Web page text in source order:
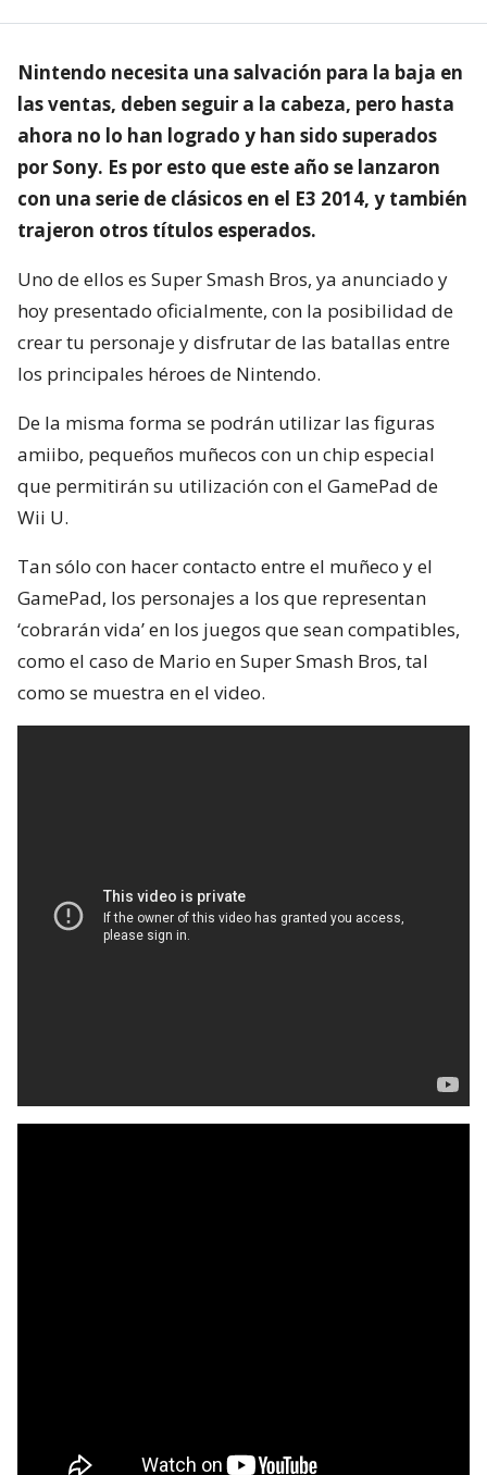
Nintendo necesita una salvación para la baja en
las ventas, deben seguir a la cabeza, pero hasta
ahora no lo han logrado y han sido superados
por Sony. Es por esto que este año se lanzaron
con una serie de clásicos en el E3 2014, y también
trajeron otros títulos esperados.
Uno de ellos es Super Smash Bros, ya anunciado y
hoy presentado oficialmente, con la posibilidad de
crear tu personaje y disfrutar de las batallas entre
los principales héroes de Nintendo.
De la misma forma se podrán utilizar las figuras
amiibo, pequeños muñecos con un chip especial
que permitirán su utilización con el GamePad de
Wii U.
Tan sólo con hacer contacto entre el muñeco y el
GamePad, los personajes a los que representan
‘cobrarán vida’ en los juegos que sean compatibles,
como el caso de Mario en Super Smash Bros, tal
como se muestra en el video.